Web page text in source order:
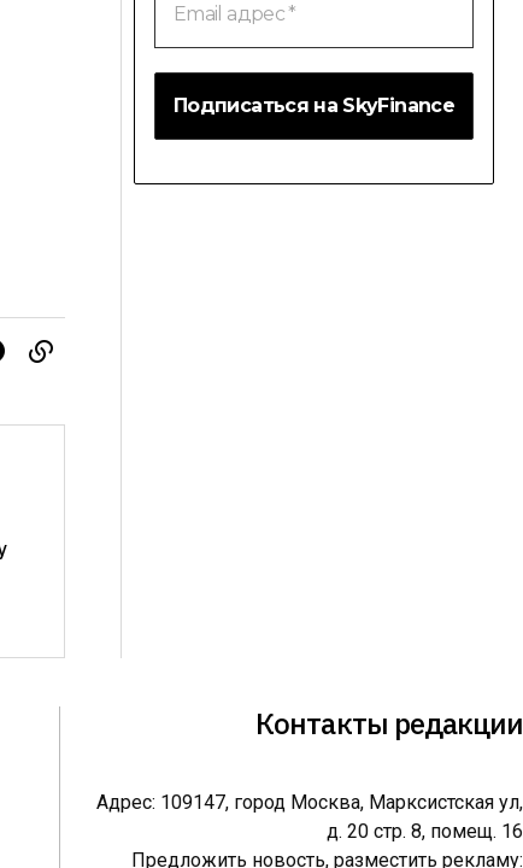
адрес
Контакты редакции
Адрес: 109147, город Москва, Марксистская ул,
д. 20 стр. 8, помещ. 16
Предложить новость, разместить рекламу: